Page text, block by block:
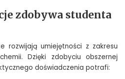
zdobywa studenta
rozwijają umiejętności z zakresu
Dzięki zdobyciu obszernej
doświadczenia potrafi: